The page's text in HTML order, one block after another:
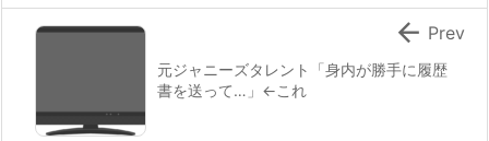
元ジャニーズタレント「身内が勝手に履歴
書を送って…」←これ
 Prev